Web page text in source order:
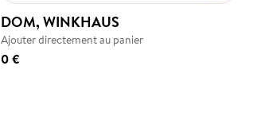
DOM, WINKHAUS
Ajouter directement au panier
0 €